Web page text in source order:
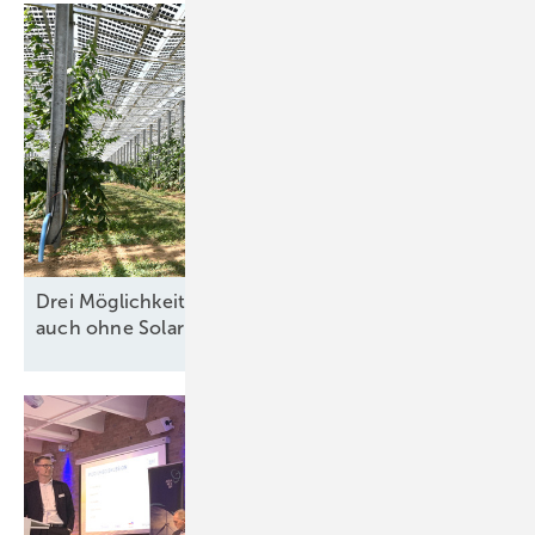
Bohrungen des l-Profils sind. An der U-Innenseite angebrachte
waagerechte Ladevorrichtungen tragen die innovativen Keile. Stecken
die Turmsegmente ineinander, schieben Arbeiter die Keile ein und
drehen mit dem Schrauber eine Mutter zu, die um eine aus dem Keil
ragende Gewindestange steckt. Dies zieht die Gewindestange heraus,
deren spezielle Geometrie im Innern des Keils die Spreizung auslöst.
Hierbei drückt der Keil das obere Turmsegment nach unten und presst
zugleich gegen den oberen Lochrand des unteren Turmsegments –
und entfaltet somit die hohe Festigkeit einer Keilverbindung durch
deren Kombination aus Reibung, Zug- und Druckkräften.
Zugleich genügen kleinere Schrauben: „Bolzen der Größe M42 statt
M72 bis M80“, sagt Winkes. „Wir sparen 50 Prozent Gewicht und
können ein Turmsegment in der halben Zeit montieren.“ Schraub-
beziehungsweise Installationswerkzeuge mit unter 10 bis nur wenig
mehr als 15 Kilogramm Gewicht genügen. Auch das Zusammenfügen
Drei Möglichkeiten für wirtschaftliche Agri-PV
auch ohne Solarpaket